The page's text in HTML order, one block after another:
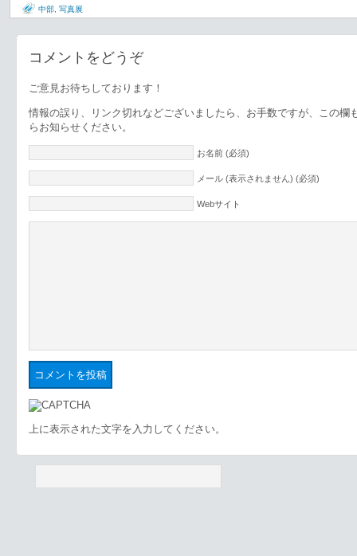
中部 写真展
コメントをどうぞ
ご意見お待ちしております！
情報の誤り、リンク切れなどございましたら、お手数ですが、この欄
らお知らせください。
お名前 (必須)
メール (表示されません) (必須)
Webサイト
上に表示された文字を入力してください。